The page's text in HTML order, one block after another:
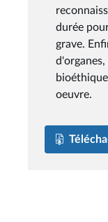
durée
grave.
oeuvre.